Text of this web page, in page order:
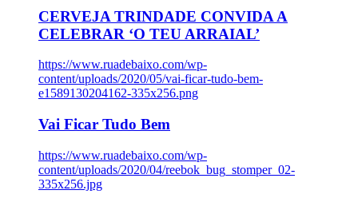
CERVEJA TRINDADE CONVIDA A
CELEBRAR ‘O TEU ARRAIAL’
https://www.ruadebaixo.com/wp-
content/uploads/2020/05/vai-ficar-tudo-bem-
e1589130204162-335x256.png
Vai Ficar Tudo Bem
https://www.ruadebaixo.com/wp-
content/uploads/2020/04/reebok_bug_stomper_02-
335x256.jpg